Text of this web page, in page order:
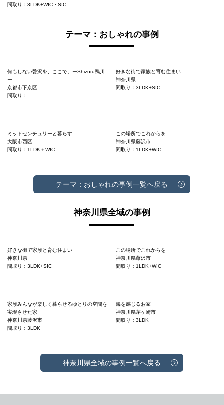
間取り：3LDK+WIC・SIC
テーマ：おしゃれの事例
何もしない贅沢を、ここで。ーShizuru鴨川
ー
京都市下京区
間取り：-
好きな街で家族と育む住まい
神奈川県
間取り：3LDK+SIC
ミッドセンチュリーと暮らす
大阪市西区
間取り：1LDK＋WIC
この場所でこれからを
神奈川県藤沢市
間取り：1LDK+WIC
テーマ：おしゃれの事例一覧へ戻る
神奈川県全域の事例
好きな街で家族と育む住まい
神奈川県
間取り：3LDK+SIC
この場所でこれからを
神奈川県藤沢市
間取り：1LDK+WIC
家族みんなが楽しく暮らせるゆとりの空間を
実現させた家
神奈川県藤沢市
間取り：3LDK
海を感じるお家
神奈川県茅ヶ崎市
間取り：3LDK
神奈川県全域の事例一覧へ戻る